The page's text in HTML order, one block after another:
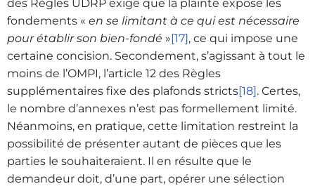
des Règles UDRP exige que la plainte expose les
fondements « en se limitant à ce qui est nécessaire
pour établir son bien-fondé » [17] , ce qui impose une
certaine concision. Secondement, s’agissant à tout le
moins de l’OMPI, l’article 12 des Règles
supplémentaires fixe des plafonds stricts[18] . Certes,
le nombre d’annexes n’est pas formellement limité.
Néanmoins, en pratique, cette limitation restreint la
possibilité de présenter autant de pièces que les
parties le souhaiteraient. Il en résulte que le
demandeur doit, d’une part, opérer une sélection